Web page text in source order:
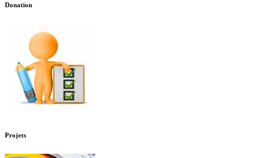
Donation
Projets